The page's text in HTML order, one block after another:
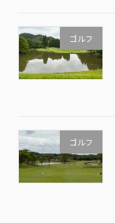
ゴルフ
ゴルフ